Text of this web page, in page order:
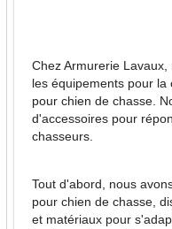
Chez Armurerie
les équipements pour
pour chien de chasse.
d'accessoires pour
chasseurs.
Tout d'abord, nous
pour chien de chasse,
et matériaux pour